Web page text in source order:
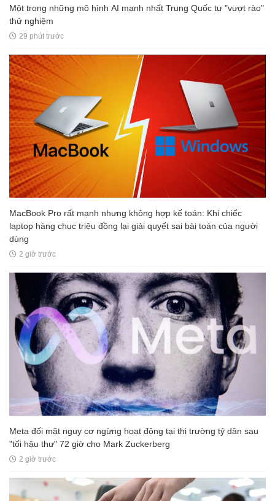
Một trong những mô hình AI mạnh nhất Trung Quốc tự "vượt rào"
thử nghiệm
29 phút trước
MacBook Pro rất mạnh nhưng không hợp kế toán: Khi chiếc
laptop hàng chục triệu đồng lại giải quyết sai bài toán của người
dùng
2 giờ trước
Meta đối mặt nguy cơ ngừng hoạt động tại thị trường tỷ dân sau
"tối hậu thư" 72 giờ cho Mark Zuckerberg
2 giờ trước